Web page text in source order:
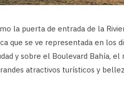
la puerta de entrada de la
que se ve representada en los
y sobre el Boulevard Bahía,
atractivos turísticos y